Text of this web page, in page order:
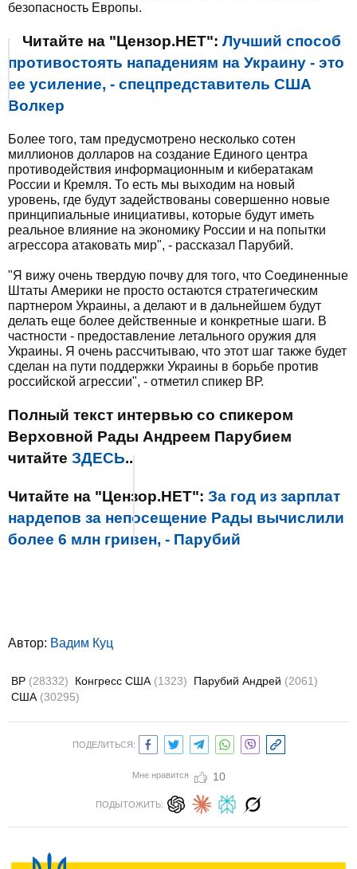
безопасность Европы.
Читайте на "Цензор.НЕТ": Лучший способ
противостоять нападениям на Украину - это
ее усиление, - спецпредставитель США
Волкер
Более того, там предусмотрено несколько сотен
миллионов долларов на создание Единого центра
противодействия информационным и кибератакам
России и Кремля. То есть мы выходим на новый
уровень, где будут задействованы совершенно новые
принципиальные инициативы, которые будут иметь
реальное влияние на экономику России и на попытки
агрессора атаковать мир", - рассказал Парубий.
"Я вижу очень твердую почву для того, что Соединенные
Штаты Америки не просто остаются стратегическим
партнером Украины, а делают и в дальнейшем будут
делать еще более действенные и конкретные шаги. В
частности - предоставление летального оружия для
Украины. Я очень рассчитываю, что этот шаг также будет
сделан на пути поддержки Украины в борьбе против
российской агрессии", - отметил спикер ВР.
Полный текст интервью со спикером
Верховной Рады Андреем Парубием
читайте ЗДЕСЬ..
Читайте на "Цензор.НЕТ": За год из зарплат
нардепов за непосещение Рады вычислили
более 6 млн гривен, - Парубий
Автор: Вадим Куц
ВР (28332) Конгресс США (1323) Парубий Андрей (2061)
США (30295)
ПОДЕЛИТЬСЯ:
Мне нравится 10
ПОДЫТОЖИТЬ: